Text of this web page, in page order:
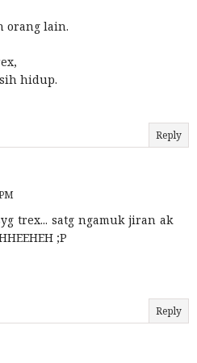
orang lain.
hidup.
Reply
trex... satg ngamuk jiran ak
;P
Reply